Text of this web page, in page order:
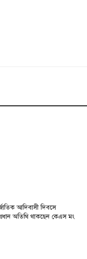
আদিবাসী দিবসে
অতিথি থাকছেন কেএস মং